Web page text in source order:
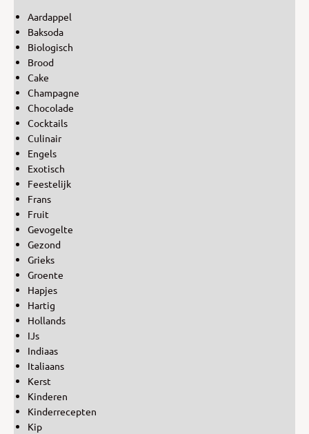
Aardappel
Baksoda
Biologisch
Brood
Cake
Champagne
Chocolade
Cocktails
Culinair
Engels
Exotisch
Feestelijk
Frans
Fruit
Gevogelte
Gezond
Grieks
Groente
Hapjes
Hartig
Hollands
IJs
Indiaas
Italiaans
Kerst
Kinderen
Kinderrecepten
Kip